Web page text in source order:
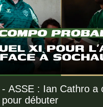
ASSE : Ian Cathro a
pour débuter